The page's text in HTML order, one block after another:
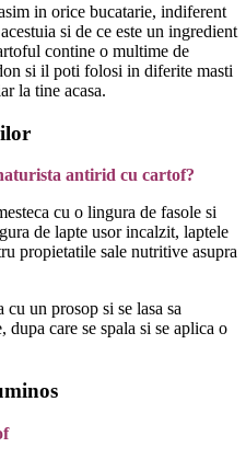
in orice bucatarie, indiferent
si de ce este un ingredient
contine o multime de
si il poti folosi in diferite masti
la tine acasa.
antirid cu cartof?
cu o lingura de fasole si
de lapte usor incalzit, laptele
propietatile sale nutritive asupra
cu un prosop si se lasa sa
care se spala si se aplica o